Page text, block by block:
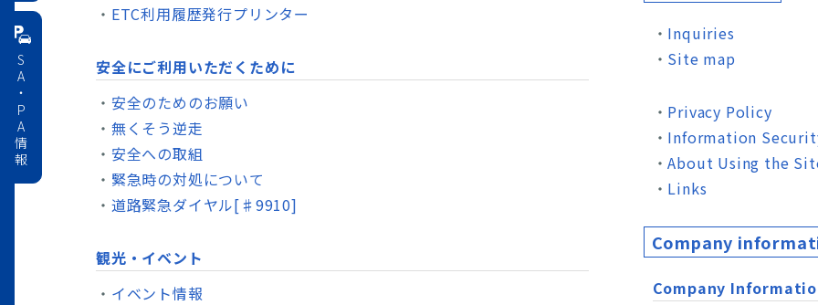
ETC利用履歴発行プリンター
安全にご利用いただくために
安全のためのお願い
無くそう逆走
安全への取組
緊急時の対処について
道路緊急ダイヤル[♯9910]
観光・イベント
イベント情報
Inquiries
Site map
Privacy Policy
Information
About Using the
Links
Company
Company
SA・PA情報